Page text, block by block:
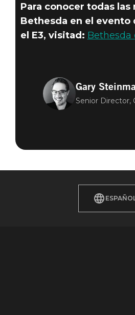
Para conocer todas las
Bethesda en el evento
el E3, visitad: Bethesda
Gary
Senior Director,